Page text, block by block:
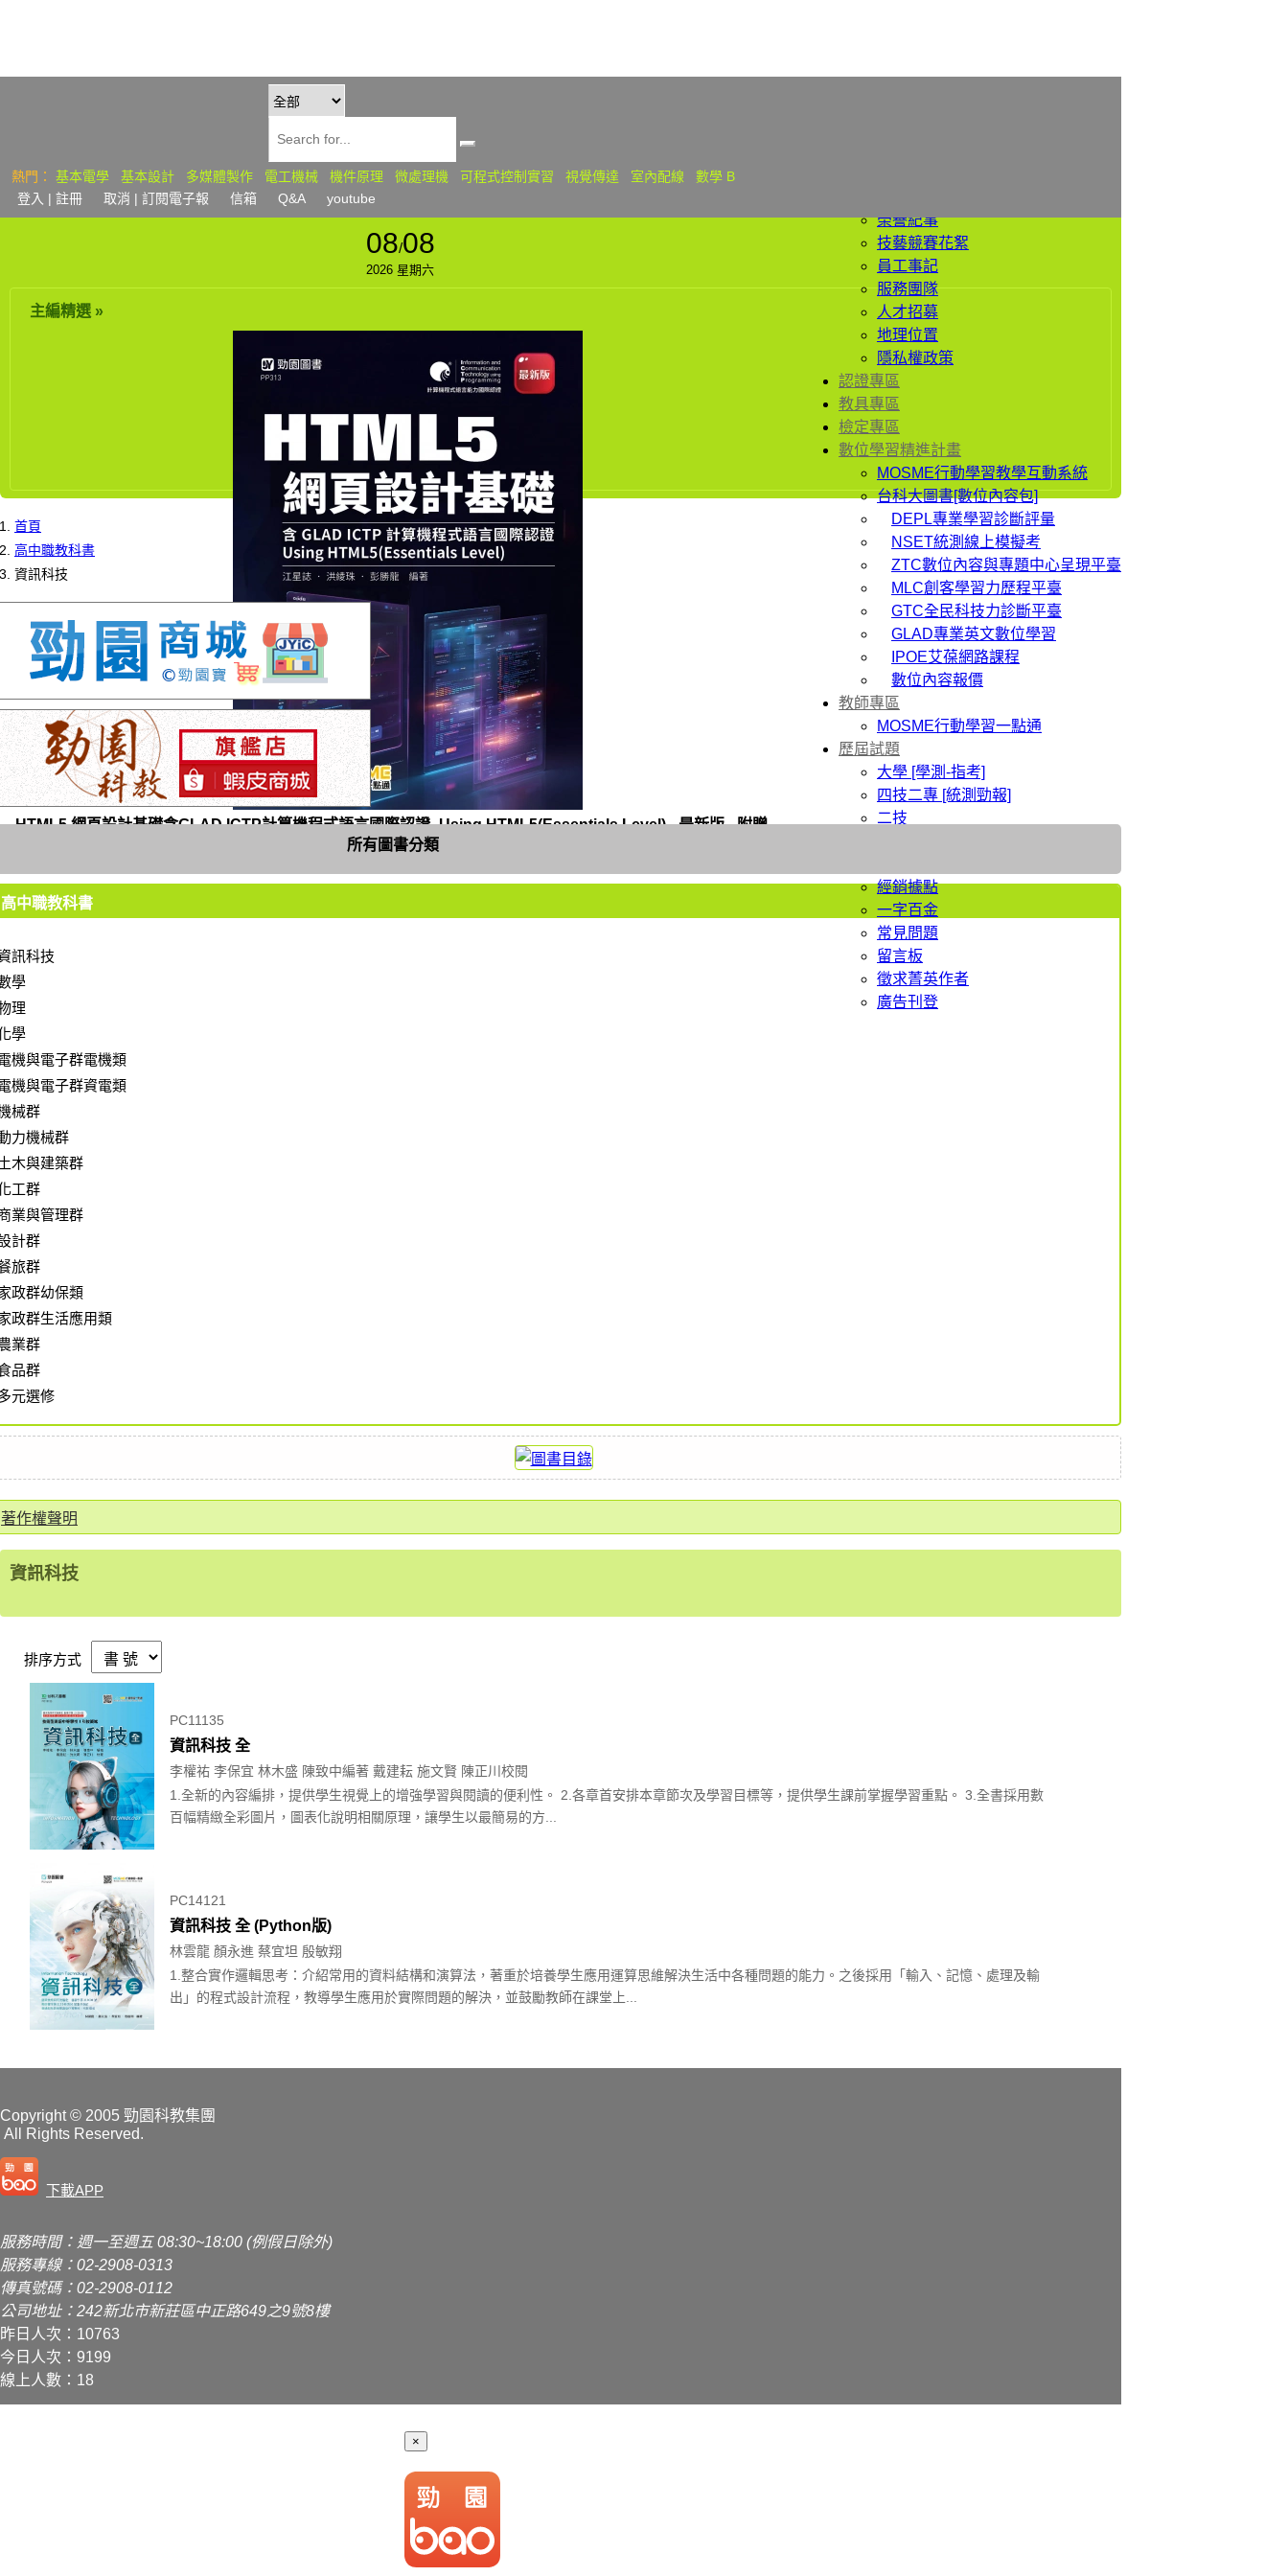
榮譽紀事
技藝競賽花絮
員工事記
服務團隊
人才招募
地理位置
隱私權政策
認證專區
教具專區
檢定專區
數位學習精進計畫
MOSME行動學習教學互動系統
台科大圖書[數位內容包]
DEPL專業學習診斷評量
NSET統測線上模擬考
ZTC數位內容與專題中心呈現平臺
MLC創客學習力歷程平臺
GTC全民科技力診斷平臺
GLAD專業英文數位學習
IPOE艾葆網路課程
數位內容報價
教師專區
MOSME行動學習一點通
歷屆試題
大學 [學測-指考]
四技二專 [統測勁報]
二技
經銷據點
一字百金
常見問題
留言板
徵求菁英作者
廣告刊登
熱門： 基本電學 基本設計 多媒體製作 電工機械 機件原理 微處理機 可程式控制實習 視覺傳達 室內配線
數學 B
登入 | 註冊 取消 | 訂閱電子報 信箱 Q&A youtube
08/08
2026 星期六
主編精選 »
HTML5 網頁設計基礎含GLAD ICTP計算機程式語言國際認證 -Using HTML5(Essentials Level) - 最新版 - 附贈
首頁
高中職教科書
資訊科技
所有圖書分類
中職教科書
訊科技
學
理
學
機與電子群電機類
機與電子群資電類
械群
力機械群
木與建築群
工群
業與管理群
計群
旅群
政群幼保類
政群生活應用類
業群
品群
元選修
著作權聲明
資訊科技
排序方式
PC11135
資訊科技 全
李權祐 李保宜 林木盛 陳致中編著 戴建耘 施文賢 陳正川校閱
1.全新的內容編排，提供學生視覺上的增強學習與閱讀的便利性。 2.各章首安排本章節次及學習目標等，提供學生課前掌握學習重點。 3.全書採用數
百幅精緻全彩圖片，圖表化說明相關原理，讓學生以最簡易的方...
PC14121
資訊科技 全 (Python版)
林雲龍 顏永進 蔡宜坦 殷敏翔
1.整合實作邏輯思考：介紹常用的資料結構和演算法，著重於培養學生應用運算思維解決生活中各種問題的能力。之後採用「輸入、記憶、處理及輸
出」的程式設計流程，教導學生應用於實際問題的解決，並鼓勵教師在課堂上...
Copyright© 2005 勁園科教集團
All Rights Reserved.
下載APP
服務時間：週一至週五 08:30~18:00 (例假日除外)
服務專線：02-2908-0313
傳真號碼：02-2908-0112
公司地址：242新北市新莊區中正路649之9號8樓
昨日人次：10763
今日人次：9199
線上人數：18
×